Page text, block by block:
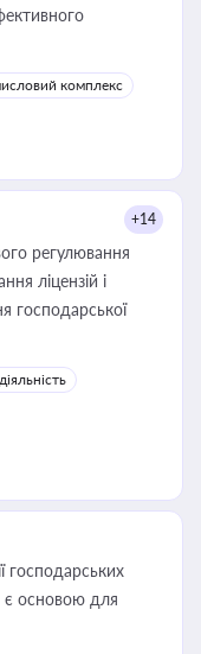
комплекс
+14
регулювання
ліцензій і
господарської
господарських
є основою для